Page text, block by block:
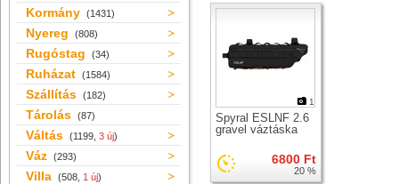
Kormány (1431)
Nyereg (808)
Rugóstag (34)
Ruházat (1584)
Szállítás (182)
Tárolás (87)
Váltás (1199, 3 új)
Váz (293)
Villa (508, 1 új)
1
Spyral ESLNF 2.6
gravel váztáska
6800 Ft
20 %